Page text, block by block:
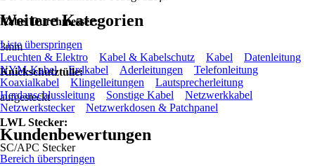
Kabel Durchmesser:
3mm
Knickschutztülle:
aufgesteckt
LWL Stecker:
SC/APC Stecker
Weitere Kategorien
Liste überspringen
Leuchten & Elektro
Kabel & Kabelschutz Kabel
Datenleitung
NYM-Kabel
Erdkabel Aderleitungen
Telefonleitung
Koaxialkabel
Klingelleitungen
Lautsprecherleitung
Herdanschlussleitung
Sonstige Kabel
Netzwerkkabel
Netzwerkstecker
Netzwerkdosen & Patchpanel
Kundenbewertungen
Bereich überspringen